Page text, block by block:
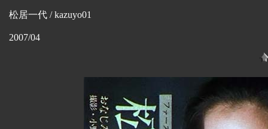
松居一代 / kazuyo01
2007/04